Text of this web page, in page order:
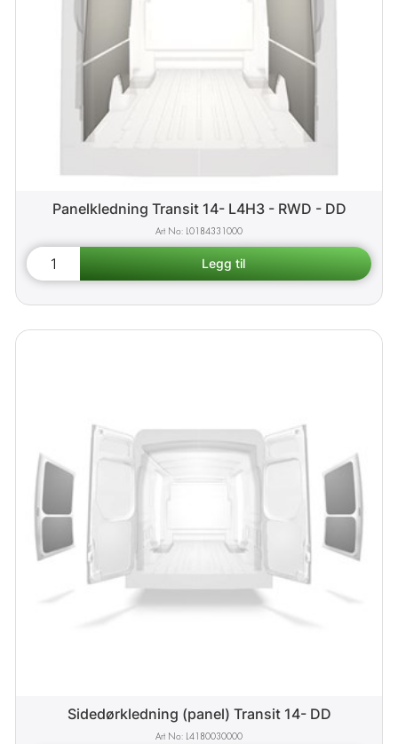
Panelkledning Transit 14- L4H3 - RWD - DD
L0184331000
Sidedørkledning (panel) Transit 14- DD
L4180030000